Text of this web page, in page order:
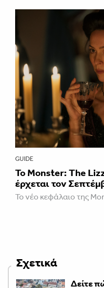
GUIDE
Το Monster: The
έρχεται τον
Το νέο κεφάλαιο της
Σχετικά
Δείτε